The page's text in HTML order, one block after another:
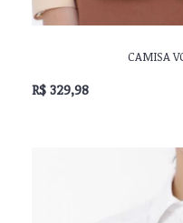
CAMISA
R$ 329,98